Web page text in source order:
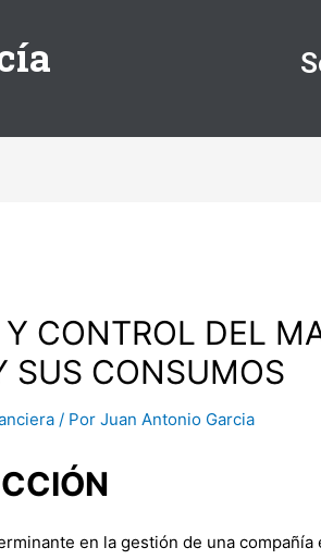
CONTROL DEL
SUS CONSUMOS
/ Por Juan Antonio Garcia
en la gestión de una